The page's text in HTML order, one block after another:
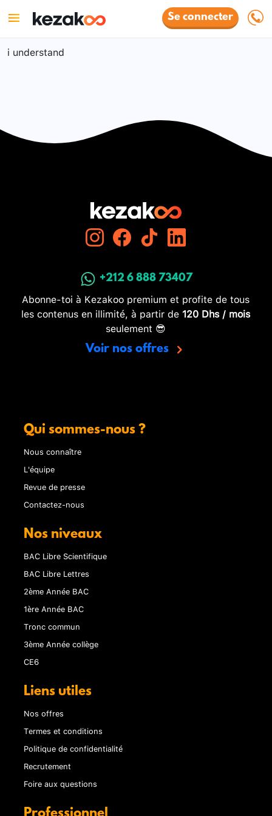
Se connecter
i understand
+212 6 888 73407
Abonne-toi à Kezakoo premium et profite de tous
les contenus en illimité, à partir de 120 Dhs / mois
seulement 😎
Voir nos offres
Qui sommes-nous ?
Nous connaître
L'équipe
Revue de presse
Contactez-nous
Nos niveaux
BAC Libre Scientifique
BAC Libre Lettres
2ème Année BAC
1ère Année BAC
Tronc commun
3ème Année collège
CE6
Liens utiles
Nos offres
Termes et conditions
Politique de confidentialité
Recrutement
Foire aux questions